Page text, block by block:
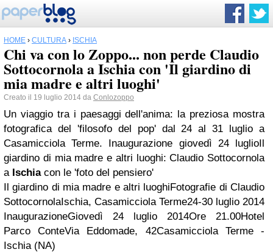
HOME › CULTURA › ISCHIA
Chi va con lo Zoppo... non perde Claudio
Sottocornola a Ischia con 'Il giardino di
mia madre e altri luoghi'
Creato il 19 luglio 2014 da Conlozoppo
Un viaggio tra i paesaggi dell'anima: la preziosa mostra
fotografica del 'filosofo del pop' dal 24 al 31 luglio a
Casamicciola Terme. Inaugurazione giovedì 24 luglioIl
giardino di mia madre e altri luoghi: Claudio Sottocornola
a Ischiacon le 'foto del pensiero'
Il giardino di mia madre e altri luoghiFotografie di Claudio
SottocornolaIschia, Casamicciola Terme24-30 luglio 2014
InaugurazioneGiovedì 24 luglio 2014Ore 21.00Hotel
Parco ConteVia Eddomade, 42Casamicciola Terme -
Ischia (NA)